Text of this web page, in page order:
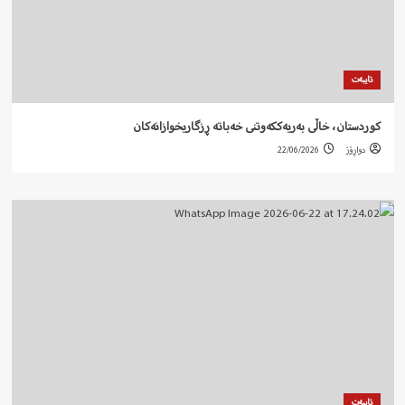
تایبەت
کوردستان، خاڵی بەریەککەوتنی خەباتە ڕزگاریخوازانەکان
دواڕۆژ 22/06/2026